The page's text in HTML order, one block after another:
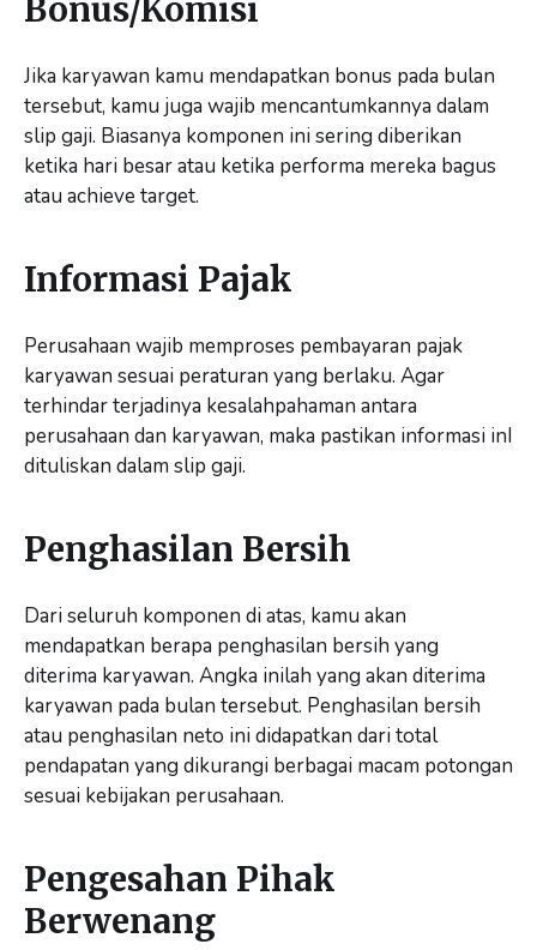
Bonus/Komisi
Jika karyawan kamu mendapatkan bonus pada bulan
tersebut, kamu juga wajib mencantumkannya dalam
slip gaji. Biasanya komponen ini sering diberikan
ketika hari besar atau ketika performa mereka bagus
atau achieve target.
Informasi Pajak
Perusahaan wajib memproses pembayaran pajak
karyawan sesuai peraturan yang berlaku. Agar
terhindar terjadinya kesalahpahaman antara
perusahaan dan karyawan, maka pastikan informasi inI
dituliskan dalam slip gaji.
Penghasilan Bersih
Dari seluruh komponen di atas, kamu akan
mendapatkan berapa penghasilan bersih yang
diterima karyawan. Angka inilah yang akan diterima
karyawan pada bulan tersebut. Penghasilan bersih
atau penghasilan neto ini didapatkan dari total
pendapatan yang dikurangi berbagai macam potongan
sesuai kebijakan perusahaan.
Pengesahan Pihak
Berwenang